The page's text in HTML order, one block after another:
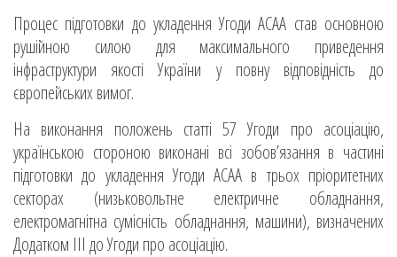
Процес підготовки до укладення Угоди АСАА став основною
рушійною силою для максимального приведення
інфраструктури якості України у повну відповідність до
європейських вимог.
На виконання положень статті 57 Угоди про асоціацію,
українською стороною виконані всі зобов’язання в частині
підготовки до укладення Угоди АСАА в трьох пріоритетних
секторах (низьковольтне електричне обладнання,
електромагнітна сумісність обладнання, машини), визначених
Додатком ІІІ до Угоди про асоціацію.